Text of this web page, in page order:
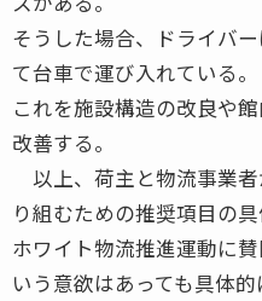
そうした場合、ドライバ
て台車で運び入れている。
これを施設構造の改良や
改善する。
以上、荷主と物流事業
り組むための推奨項目の具
ホワイト物流推進運動に
いう意欲はあっても具体